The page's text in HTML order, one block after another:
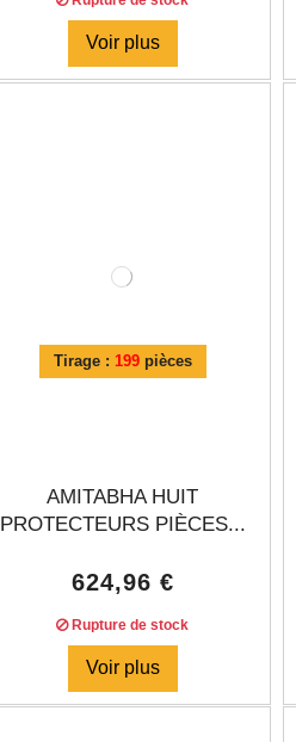
Voir plus
Tirage : 199pièces
AMITABHA HUIT
PROTECTEURS PIÈCES...
624,96 €
Rupture de stock
Voir plus